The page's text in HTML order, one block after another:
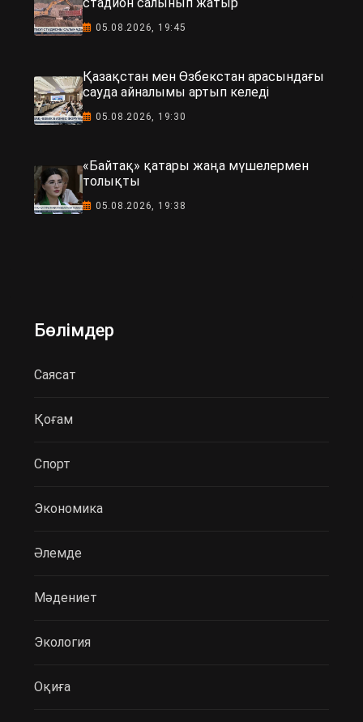
05.08.2026, 19:45
Қазақстан мен Өзбекстан арасындағы
сауда айналымы артып келеді
05.08.2026, 19:30
«Байтақ» қатары жаңа мүшелермен
толықты
05.08.2026, 19:38
Бөлімдер
Саясат
Қоғам
Спорт
Экономика
Әлемде
Мәдениет
Экология
Оқиға